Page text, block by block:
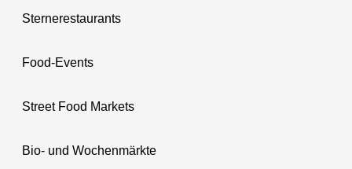
Sternerestaurants
Food-Events
Street Food Markets
Bio- und Wochenmärkte